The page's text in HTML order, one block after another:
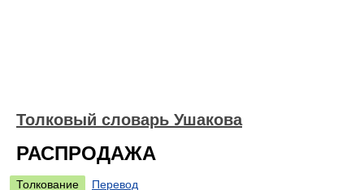
Толковый словарь Ушакова
РАСПРОДАЖА
Толкование
Перевод